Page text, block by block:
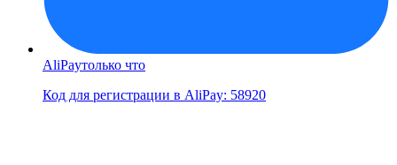
AliPayтолько что
Код для регистрации в AliPay: 58920